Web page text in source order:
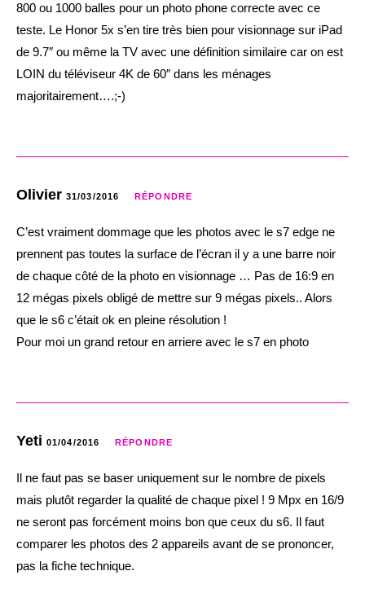
800 ou 1000 balles pour un photo phone correcte avec ce
teste. Le Honor 5x s’en tire très bien pour visionnage sur iPad
de 9.7″ ou même la TV avec une définition similaire car on est
LOIN du téléviseur 4K de 60″ dans les ménages
majoritairement….;-)
Olivier 31/03/2016 RÉPONDRE
C’est vraiment dommage que les photos avec le s7 edge ne
prennent pas toutes la surface de l’écran il y a une barre noir
de chaque côté de la photo en visionnage … Pas de 16:9 en
12 mégas pixels obligé de mettre sur 9 mégas pixels.. Alors
que le s6 c’était ok en pleine résolution !
Pour moi un grand retour en arriere avec le s7 en photo
Yeti 01/04/2016 RÉPONDRE
Il ne faut pas se baser uniquement sur le nombre de pixels
mais plutôt regarder la qualité de chaque pixel ! 9 Mpx en 16/9
ne seront pas forcément moins bon que ceux du s6. Il faut
comparer les photos des 2 appareils avant de se prononcer,
pas la fiche technique.